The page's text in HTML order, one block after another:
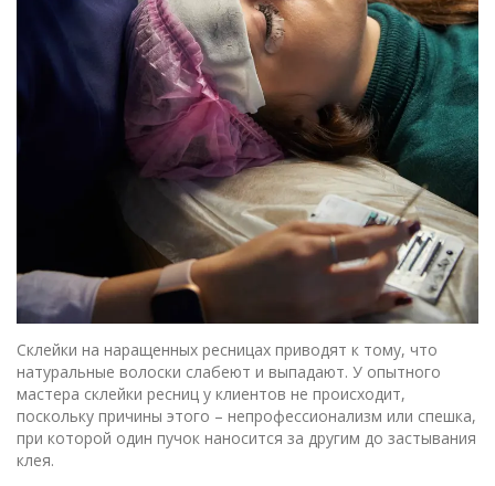
Склейки на наращенных ресницах приводят к тому, что
натуральные волоски слабеют и выпадают. У опытного
мастера склейки ресниц у клиентов не происходит,
поскольку причины этого – непрофессионализм или спешка,
при которой один пучок наносится за другим до застывания
клея.